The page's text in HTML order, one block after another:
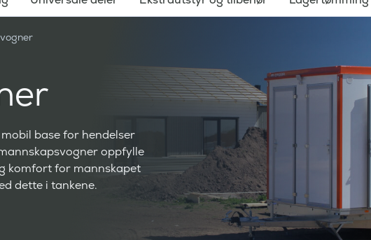
base for hendelser
oppfylle
komfort for mannskapet
dette i tankene.